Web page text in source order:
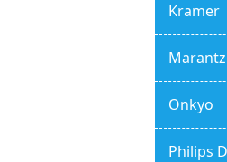
Kramer
Marantz
Onkyo
Philips